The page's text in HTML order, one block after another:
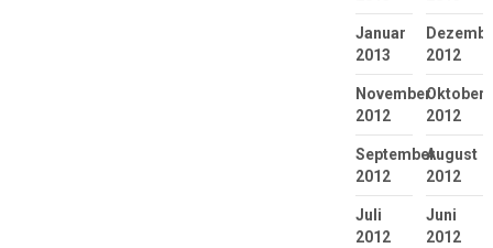
Januar
2013
2012
November
2012
Oktober
2012
September
2012
August
2012
Juli
2012
Juni
2012